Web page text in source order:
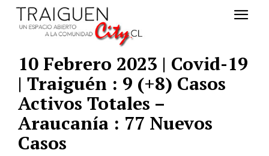
10 Febrero 2023 | Covid-19
| Traiguén : 9 (+8) Casos
Activos Totales –
Araucanía : 77 Nuevos
Casos